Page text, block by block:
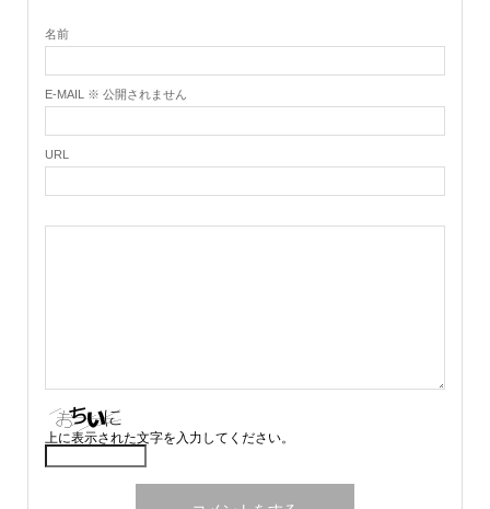
名前
E-MAIL ※ 公開されません
URL
上に表示された文字を入力してください。